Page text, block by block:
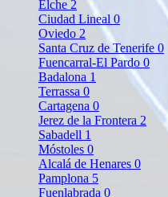
Elche 2
Ciudad Lineal 0
Oviedo 2
Santa Cruz de Tenerife 0
Fuencarral-El Pardo 0
Badalona 1
Terrassa 0
Cartagena 0
Jerez de la Frontera 2
Sabadell 1
Móstoles 0
Alcalá de Henares 0
Pamplona 5
Fuenlabrada 0